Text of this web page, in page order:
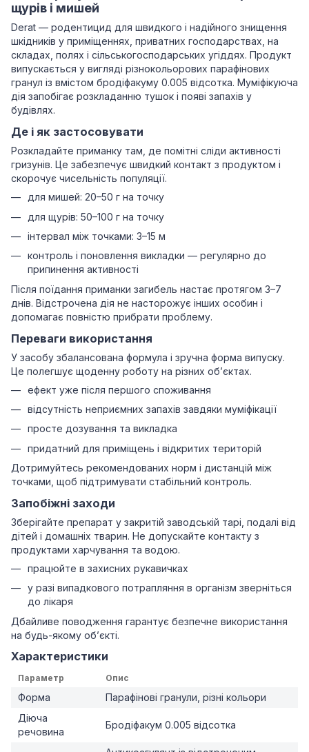
щурів і мишей
Derat — родентицид для швидкого і надійного знищення
шкідників у приміщеннях, приватних господарствах, на
складах, полях і сільськогосподарських угіддях. Продукт
випускається у вигляді різнокольорових парафінових
гранул із вмістом бродіфакуму 0.005 відсотка. Муміфікуюча
дія запобігає розкладанню тушок і появі запахів у
будівлях.
Де і як застосовувати
Розкладайте приманку там, де помітні сліди активності
гризунів. Це забезпечує швидкий контакт з продуктом і
скорочує чисельність популяції.
для мишей: 20–50 г на точку
для щурів: 50–100 г на точку
інтервал між точками: 3–15 м
контроль і поновлення викладки — регулярно до
припинення активності
Після поїдання приманки загибель настає протягом 3–7
днів. Відстрочена дія не насторожує інших особин і
допомагає повністю прибрати проблему.
Переваги використання
У засобу збалансована формула і зручна форма випуску.
Це полегшує щоденну роботу на різних об’єктах.
ефект уже після першого споживання
відсутність неприємних запахів завдяки муміфікації
просте дозування та викладка
придатний для приміщень і відкритих територій
Дотримуйтесь рекомендованих норм і дистанцій між
точками, щоб підтримувати стабільний контроль.
Запобіжні заходи
Зберігайте препарат у закритій заводській тарі, подалі від
дітей і домашніх тварин. Не допускайте контакту з
продуктами харчування та водою.
працюйте в захисних рукавичках
у разі випадкового потрапляння в організм зверніться
до лікаря
Дбайливе поводження гарантує безпечне використання
на будь-якому об’єкті.
Характеристики
Параметр Опис
Форма
Парафінові гранули, різні кольори
Діюча
речовина
Бродіфакум 0.005 відсотка